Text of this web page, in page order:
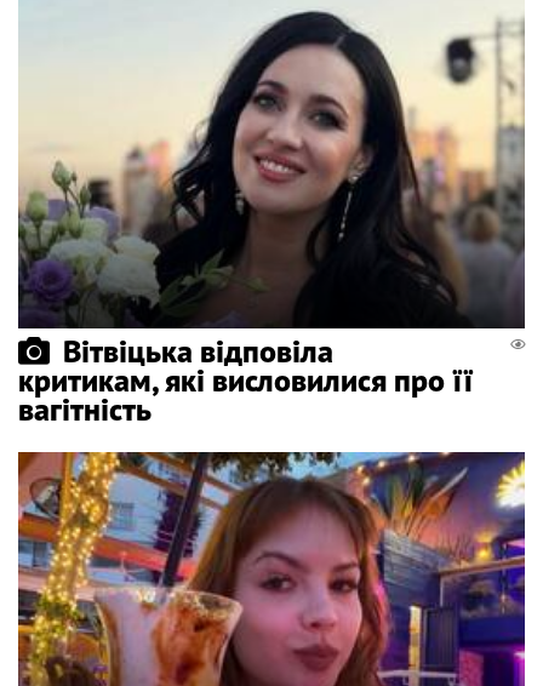
Вітвіцька відповіла
критикам, які висловилися про її
вагітність